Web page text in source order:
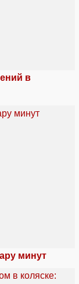
в
минут